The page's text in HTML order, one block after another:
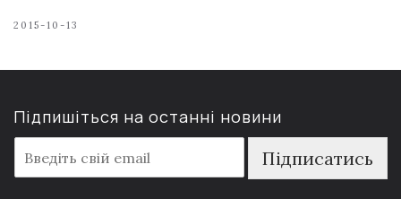
2015-10-13
Підпишіться на останні новини
m
a
Підписатись